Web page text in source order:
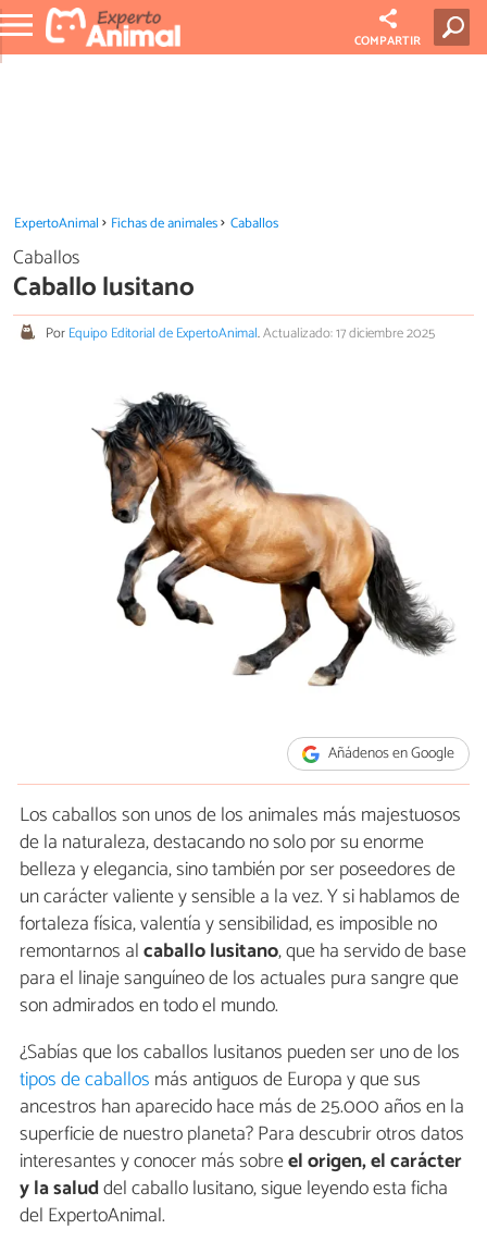
COMPARTIR
ExpertoAnimal Fichas de animales Caballos
Caballos
Caballo lusitano
PorEquipo Editorial de ExpertoAnimal.Actualizado: 17 diciembre 2025
Añádenos en Google
Los caballos son unos de los animales más majestuosos
de la naturaleza, destacando no solo por su enorme
belleza y elegancia, sino también por ser poseedores de
un carácter valiente y sensible a la vez. Y si hablamos de
fortaleza física, valentía y sensibilidad, es imposible no
remontarnos alcaballo lusitano, que ha servido de base
para el linaje sanguíneo de los actuales pura sangre que
son admirados en todo el mundo.
¿Sabías que los caballos lusitanos pueden ser uno de los
tipos de caballos más antiguos de Europa y que sus
ancestros han aparecido hace más de 25.000 años en la
superficie de nuestro planeta? Para descubrir otros datos
interesantes y conocer más sobreel origen, el carácter
y la saluddel caballo lusitano, sigue leyendo esta ficha
del ExpertoAnimal.